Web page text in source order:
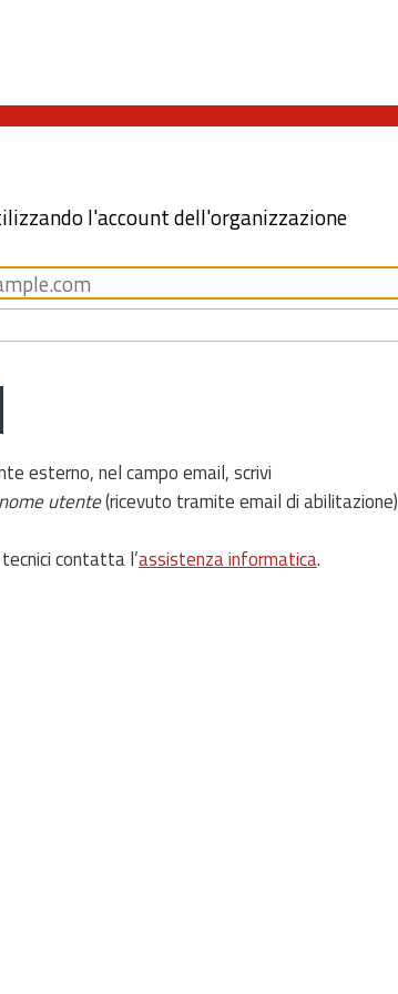
l'account dell'organizzazione
esterno, nel campo email, scrivi
nome utente(ricevuto tramite email di abilitazione)
contatta l’assistenza informatica.